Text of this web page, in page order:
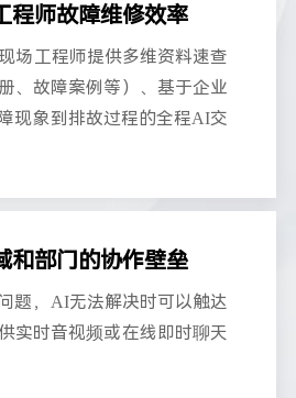
程师故障维修效率
场工程师提供多维资料速查
、故障案例等）、基于企业
现象到排故过程的全程AI交
和部门的协作壁垒
题，AI无法解决时可以触达
实时音视频或在线即时聊天